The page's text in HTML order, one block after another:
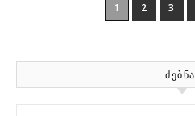
1 2 3
ᲫᲔᲑᲜᲐ